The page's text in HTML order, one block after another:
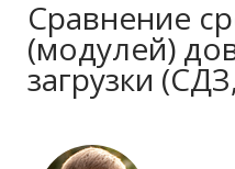
Сравнение
(модулей)
загрузки